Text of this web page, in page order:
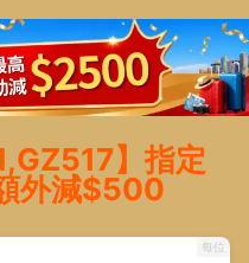
】指定
外減$500
每位